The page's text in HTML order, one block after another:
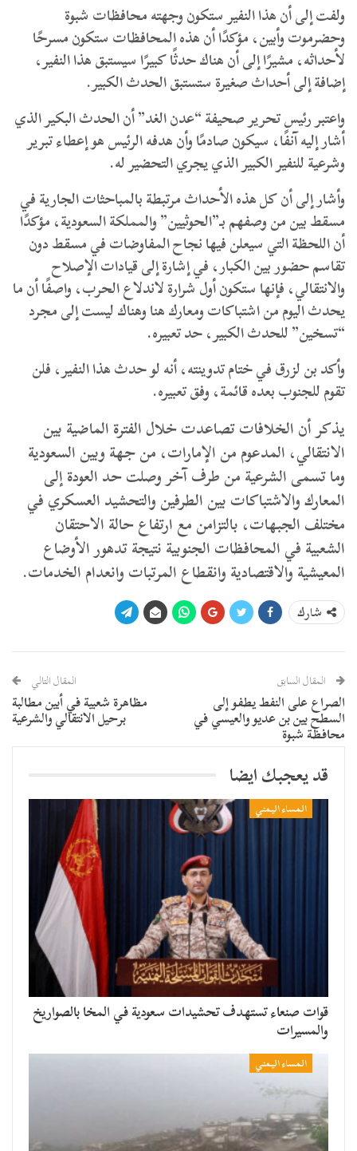
ولفت إلى أن هذا النفير ستكون وجهته محافظات شبوة
وحضرموت وأبين، مؤكدًا أن هذه المحافظات ستكون مسرحًا
لأحداثه، مشيرًا إلى أن هناك حدثًا كبيرًا سيستبق هذا النفير،
إضافة إلى أحداث صغيرة ستستبق الحدث الكبير.
واعتبر رئيس تحرير صحيفة “عدن الغد” أن الحدث البكير الذي
أشار إليه آنفًا، سيكون صادمًا وأن هدفه الرئيس هو إعطاء تبرير
وشرعية للنفير الكبير الذي يجري التحضير له.
وأشار إلى أن كل هذه الأحداث مرتبطة بالمباحثات الجارية في
مسقط بين من وصفهم بـ”الحوثيين” والمملكة السعودية، مؤكدًا
أن اللحظة التي سيعلن فيها نجاح المفاوضات في مسقط دون
تقاسم حضور بين الكبار، في إشارة إلى قيادات الإصلاح
والانتقالي، فإنها ستكون أول شرارة لاندلاع الحرب، واصفًا أن ما
يحدث اليوم من اشتباكات ومعارك هنا وهناك ليست إلى مجرد
“تسخين” للحدث الكبير، حد تعبيره.
وأكد بن لزرق في ختام تدوينته، أنه لو حدث هذا النفير، فلن
تقوم للجنوب بعده قائمة، وفق تعبيره.
يذكر أن الخلافات تصاعدت خلال الفترة الماضية بين
الانتقالي، المدعوم من الإمارات، من جهة وبين السعودية
وما تسمى الشرعية من طرف آخر وصلت حد العودة إلى
المعارك والاشتباكات بين الطرفين والتحشيد العسكري في
مختلف الجبهات، بالتزامن مع ارتفاع حالة الاحتقان
الشعبية في المحافظات الجنوبية نتيجة تدهور الأوضاع
المعيشية والاقتصادية وانقطاع المرتبات وانعدام الخدمات.
شارك
المقال السابق
الصراع على النفط يطفو إلى
السطح بين بن عديو والعيسي في
محافظة شبوة
المقال التالي
مظاهرة شعبية في أبين مطالبة
برحيل الانتقالي والشرعية
قد يعجبك ايضا
المساء اليمني
قوات صنعاء تستهدف تحشيدات سعودية في المخا بالصواريخ
والمسيرات
المساء اليمني